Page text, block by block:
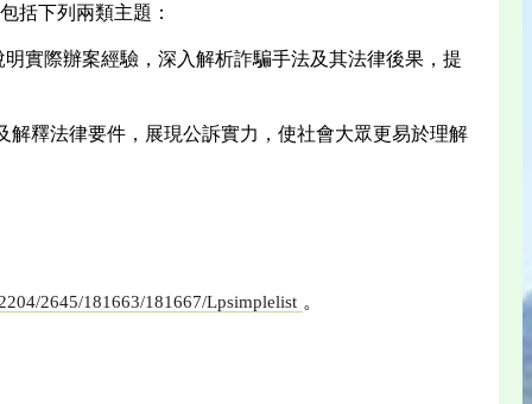
括下列兩類主題：
實際辦案經驗，深入解析詐騙手法及其法律後果，提
釋法律要件，展現公訴實力，使社會大眾更易於理解
2645/181663/181667/Lpsimplelist 。